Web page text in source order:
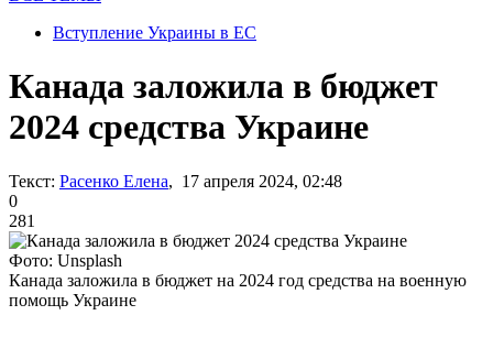
Вступление Украины в ЕС
Канада заложила в бюджет
2024 средства Украине
Текст: Расенко Елена, 17 апреля 2024, 02:48
0
281
Фото: Unsplash
Канада заложила в бюджет на 2024 год средства на военную
помощь Украине